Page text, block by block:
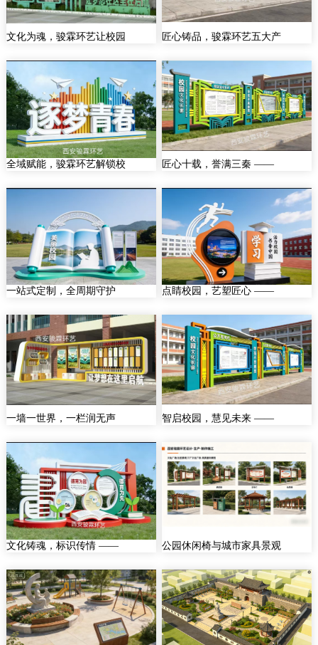
文化为魂，骏霖环艺让校园 匠心铸品，骏霖环艺五大产
全域赋能，骏霖环艺解锁校 匠心十载，誉满三秦 ——
一站式定制，全周期守护 点睛校园，艺塑匠心 ——
一墙一世界，一栏润无声 智启校园，慧见未来 ——
文化铸魂，标识传情 —— 公园休闲椅与城市家具景观